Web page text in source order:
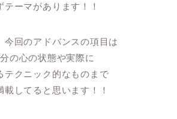
テーマがあります！！
今回のアドバンスの項目は
の心の状態や実際に
テクニック的なものまで
載してると思います！！